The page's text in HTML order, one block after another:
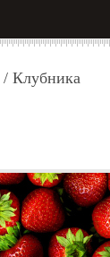
/ Клубника